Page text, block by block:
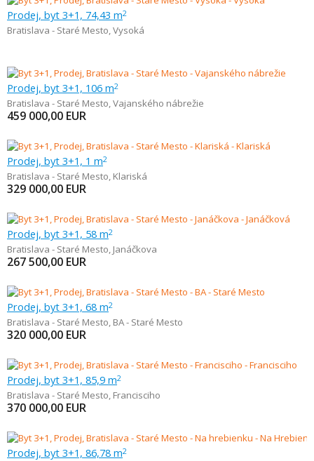
Prodej, byt 3+1, 74,43 m2
Bratislava - Staré Mesto,Vysoká
Prodej, byt 3+1, 106 m2
Bratislava - Staré Mesto,Vajanského nábrežie
459 000,00 EUR
Prodej, byt 3+1, 1 m2
Bratislava - Staré Mesto, Klariská
329 000,00 EUR
Prodej, byt 3+1, 58 m2
Bratislava - Staré Mesto, Janáčkova
267 500,00 EUR
Prodej, byt 3+1, 68 m2
Bratislava - Staré Mesto, BA - Staré Mesto
320 000,00 EUR
Prodej, byt 3+1, 85,9 m2
Bratislava - Staré Mesto, Francisciho
370 000,00 EUR
Prodej, byt 3+1, 86,78 m2